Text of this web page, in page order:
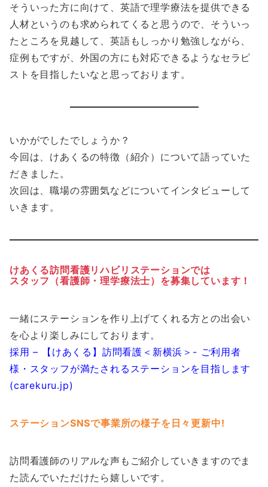
そういった方に向けて、英語で理学療法を提供できる
人材というのも求められてくると思うので、そういっ
たところを見越して、英語もしっかり勉強しながら、
症例もですが、外国の方にも対応できるようなセラピ
ストを目指したいなと思っております。
いかがでしたでしょうか？
今回は、けあくるの特徴（紹介）について語っていた
だきました。
次回は、職場の雰囲気などについてインタビューして
いきます。
けあくる訪問看護リハビリステーションでは
スタッフ（看護師・理学療法士）を募集しています！
一緒にステーションを作り上げてくれる方との出会い
を心より楽しみにしております。
採用 – 【けあくる】訪問看護＜新横浜＞- ご利用者
様・スタッフが満たされるステーションを目指します
(carekuru.jp)
ステーションSNSで事業所の様子を日々更新中!
訪問看護師のリアルな声もご紹介していきますのでま
た読んでいただけたら嬉しいです。